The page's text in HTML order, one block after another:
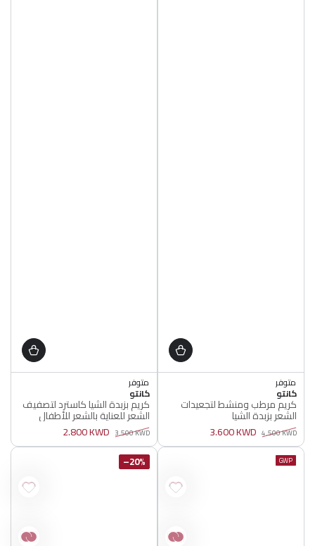
متوفر
أصلي 100%
متوفر
أصلي 100%
البائع
كانتو
كريم مرطب ومنشط لتجعيدات
الشعر بزبدة الشيا
سعر
عادي
4.500 KWD
سعر
3.600 KWD
متوفر
أصلي 100%
متوفر
أصلي 100%
البائع
كانتو
كريم بزبدة الشيا كاسترد لتصفيف
الشعر للعناية بالشعر للأطفال
سعر
عادي
3.500 KWD
سعر
2.800 KWD
GWP
20%–